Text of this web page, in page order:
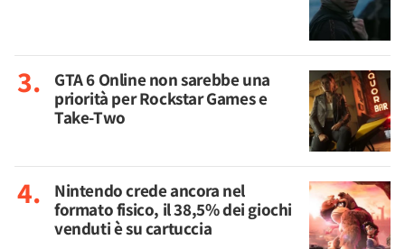
GTA 6 Online non sarebbe una
priorità per Rockstar Games e
Take-Two
Nintendo crede ancora nel
formato fisico, il 38,5% dei giochi
venduti è su cartuccia